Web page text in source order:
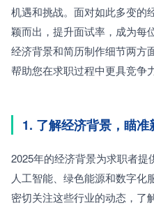
机遇和挑战。面对如此多变的
颖而出，提升面试率，成为每
经济背景和简历制作细节两方
帮助您在求职过程中更具竞争力
1. 了解经济背景，瞄准
2025年的经济背景为求职者
人工智能、绿色能源和数字化
密切关注这些行业的动态，了